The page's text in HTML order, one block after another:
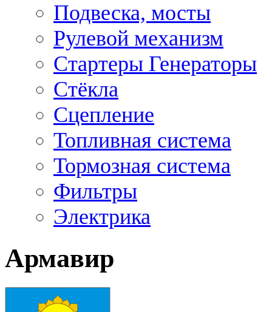
Подвеска, мосты
Рулевой механизм
Стартеры Генераторы
Стёкла
Сцепление
Топливная система
Тормозная система
Фильтры
Электрика
Армавир